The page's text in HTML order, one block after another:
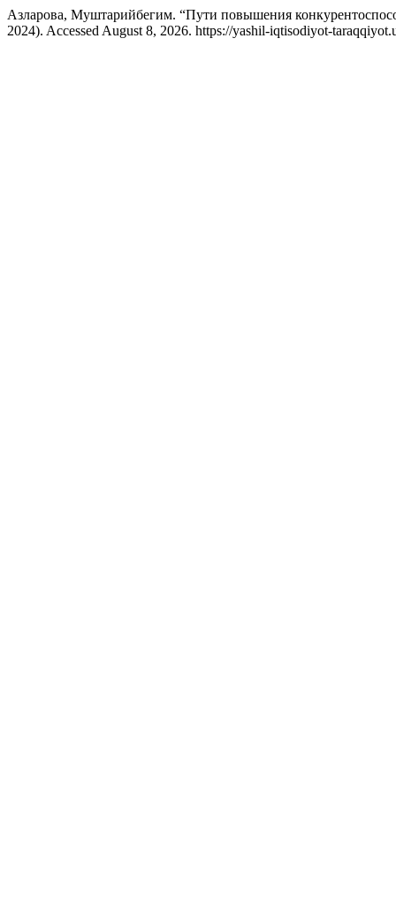
Азларова, Муштарийбегим. “Пути повышения
2024). Accessed August 8, 2026. https://yashil-iqtisodiyot-